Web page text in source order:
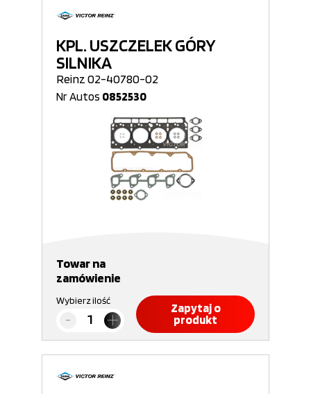
KPL. USZCZELEK GÓRY
SILNIKA
Reinz 02-40780-02
Nr Autos 0852530
Towar na
zamówienie
Wybierz ilość
Zapytaj o
produkt